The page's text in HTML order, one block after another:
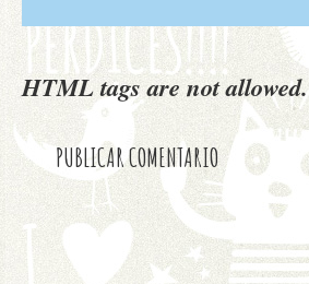
HTML tags are not allowed.